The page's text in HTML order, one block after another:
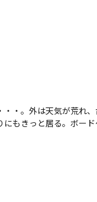
・。外は天気が荒れ、
もきっと居る。ボー